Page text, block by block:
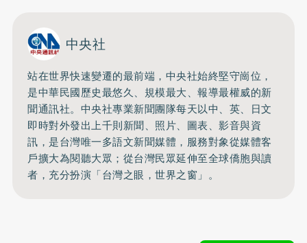
中央社
站在世界快速變遷的最前端，中央社始終堅守崗位，
是中華民國歷史最悠久、規模最大、報導最權威的新
聞通訊社。中央社專業新聞團隊每天以中、英、日文
即時對外發出上千則新聞、照片、圖表、影音與資
訊，是台灣唯一多語文新聞媒體，服務對象從媒體客
戶擴大為閱聽大眾；從台灣民眾延伸至全球僑胞與讀
者，充分扮演「台灣之眼，世界之窗」。